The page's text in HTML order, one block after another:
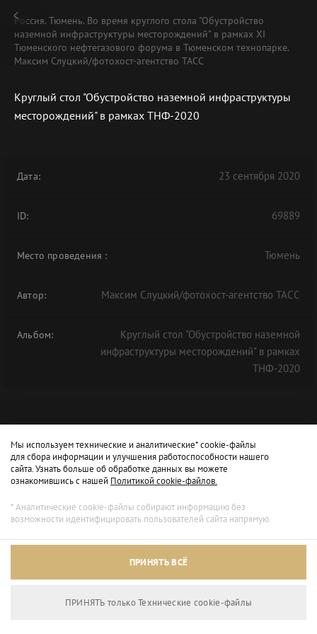
Россия. Тюмень. Во время круглого стола "Обустройство
наземной инфраструктуры месторождений" в рамках XI
Тюменского нефтегазового форума в Тюменском технопарке.
Максим Слуцкий/фотохост-агентство ТАСС
Круглый стол "Обустройство наземной инфраструктуры
месторождений" в рамках ТНФ-2020
Дата: 23 сентября 2020
ID: 69889
Место проведения : Тюмень
Автор: Максим Слуцкий/фотохост-агентство ТАСС
Альбом:
Круглый стол "Обустройство наземной
инфраструктуры месторождений" в рамках
ТНФ-2020
Мы используем технические и аналитические* cookie-файлы
для сбора информации и улучшения работоспособности нашего
сайта. Узнать больше об обработке данных вы можете
ознакомившись с нашей Политикой cookie-файлов.
* Аналитические cookie-файлы собирают информацию без
возможности идентифицировать пользователей сайта напрямую.
ПРИНЯТЬ ВСЁ
ПРИНЯТЬ только Технические сookie-файлы